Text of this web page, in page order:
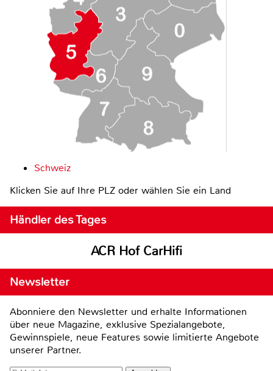
Schweiz
Klicken Sie auf Ihre PLZ oder wählen Sie ein Land
Händler des Tages
ACR Hof CarHifi
Newsletter
Abonniere den Newsletter und erhalte Informationen
über neue Magazine, exklusive Spezialangebote,
Gewinnspiele, neue Features sowie limitierte Angebote
unserer Partner.